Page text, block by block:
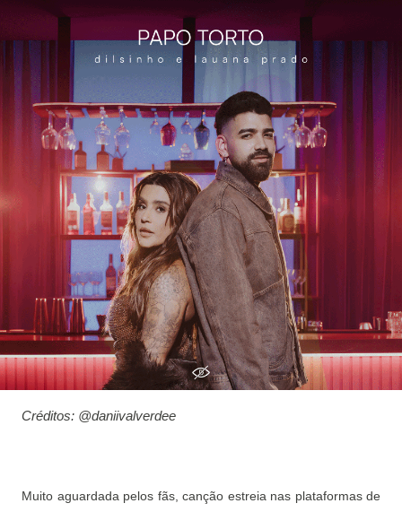
Créditos: @daniivalverdee
Muito aguardada pelos fãs, canção estreia nas plataformas de